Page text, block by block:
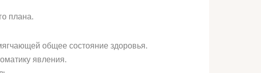
плана.
общее состояние здоровья.
явления.